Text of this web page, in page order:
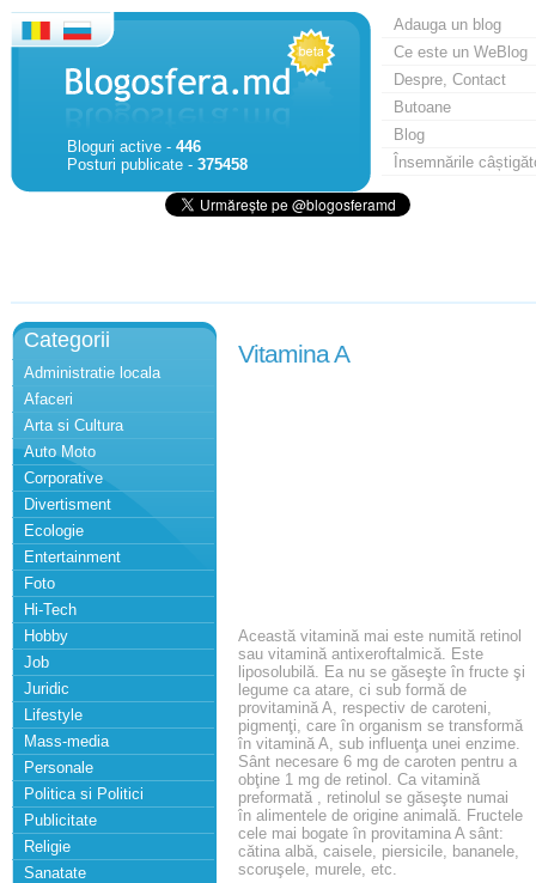
Bloguri active - 446
Posturi publicate - 375458
Adauga un blog
Ce este un WeBlog
Despre, Contact
Butoane
Blog
Însemnările
Categorii
Administratie locala
Afaceri
Arta si Cultura
Auto Moto
Corporative
Divertisment
Ecologie
Entertainment
Foto
Hi-Tech
Hobby
Job
Juridic
Lifestyle
Mass-media
Personale
Politica si Politici
Publicitate
Religie
Sanatate
Vitamina A
Această vitamină mai este numită retinol
sau vitamină antixeroftalmică. Este
liposolubilă. Ea nu se găseşte în fructe şi
legume ca atare, ci sub formă de
provitamină A, respectiv de caroteni,
pigmenţi, care în organism se transformă
în vitamină A, sub influenţa unei enzime.
Sânt necesare 6 mg de caroten pentru a
obţine 1 mg de retinol. Ca vitamină
preformată , retinolul se găseşte numai
în alimentele de origine animală. Fructele
cele mai bogate în provitamina A sânt:
cătina albă, caisele, piersicile, bananele,
scoruşele, murele, etc.